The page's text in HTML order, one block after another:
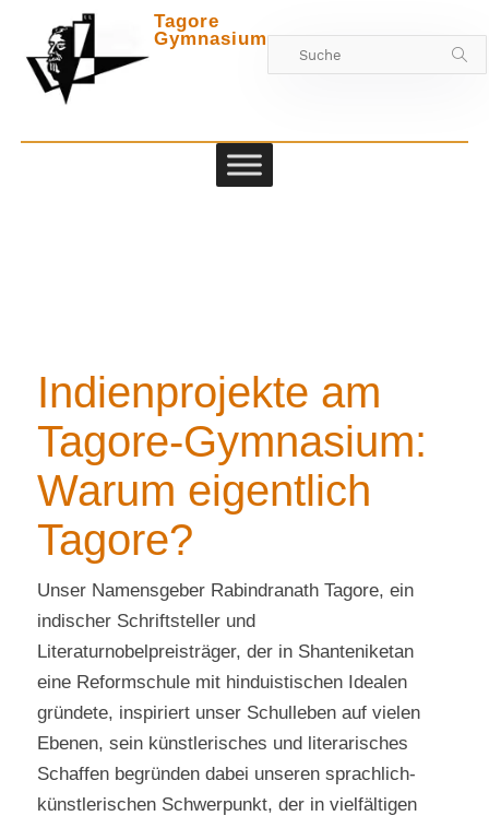
Zwischen
Tagore
Gymnasium
Indienprojekte am
Tagore-Gymnasium:
Warum eigentlich
Tagore?
Unser Namensgeber Rabindranath Tagore, ein
indischer Schriftsteller und
Literaturnobelpreisträger, der in Shanteniketan
eine Reformschule mit hinduistischen Idealen
gründete, inspiriert unser Schulleben auf vielen
Ebenen, sein künstlerisches und literarisches
Schaffen begründen dabei unseren sprachlich-
künstlerischen Schwerpunkt, der in vielfältigen